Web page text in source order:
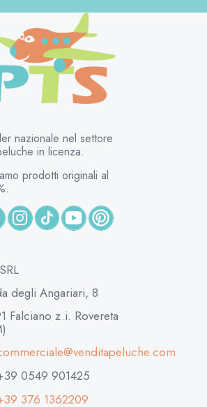
nazionale nel settore
in licenza.
prodotti originali al
degli Angariari, 8
Falciano z.i. Rovereta
0549 901425
376 1362209